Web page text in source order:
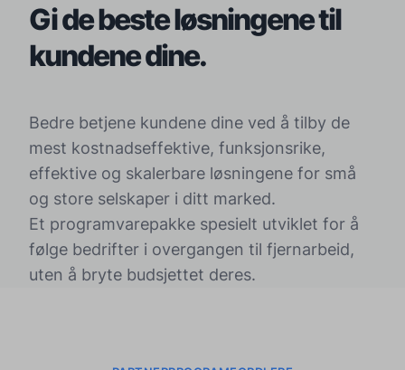
Gi de beste løsningene til
kundene dine.
Bedre betjene kundene dine ved å tilby de
mest kostnadseffektive, funksjonsrike,
effektive og skalerbare løsningene for små
og store selskaper i ditt marked.
Et programvarepakke spesielt utviklet for å
følge bedrifter i overgangen til fjernarbeid,
uten å bryte budsjettet deres.